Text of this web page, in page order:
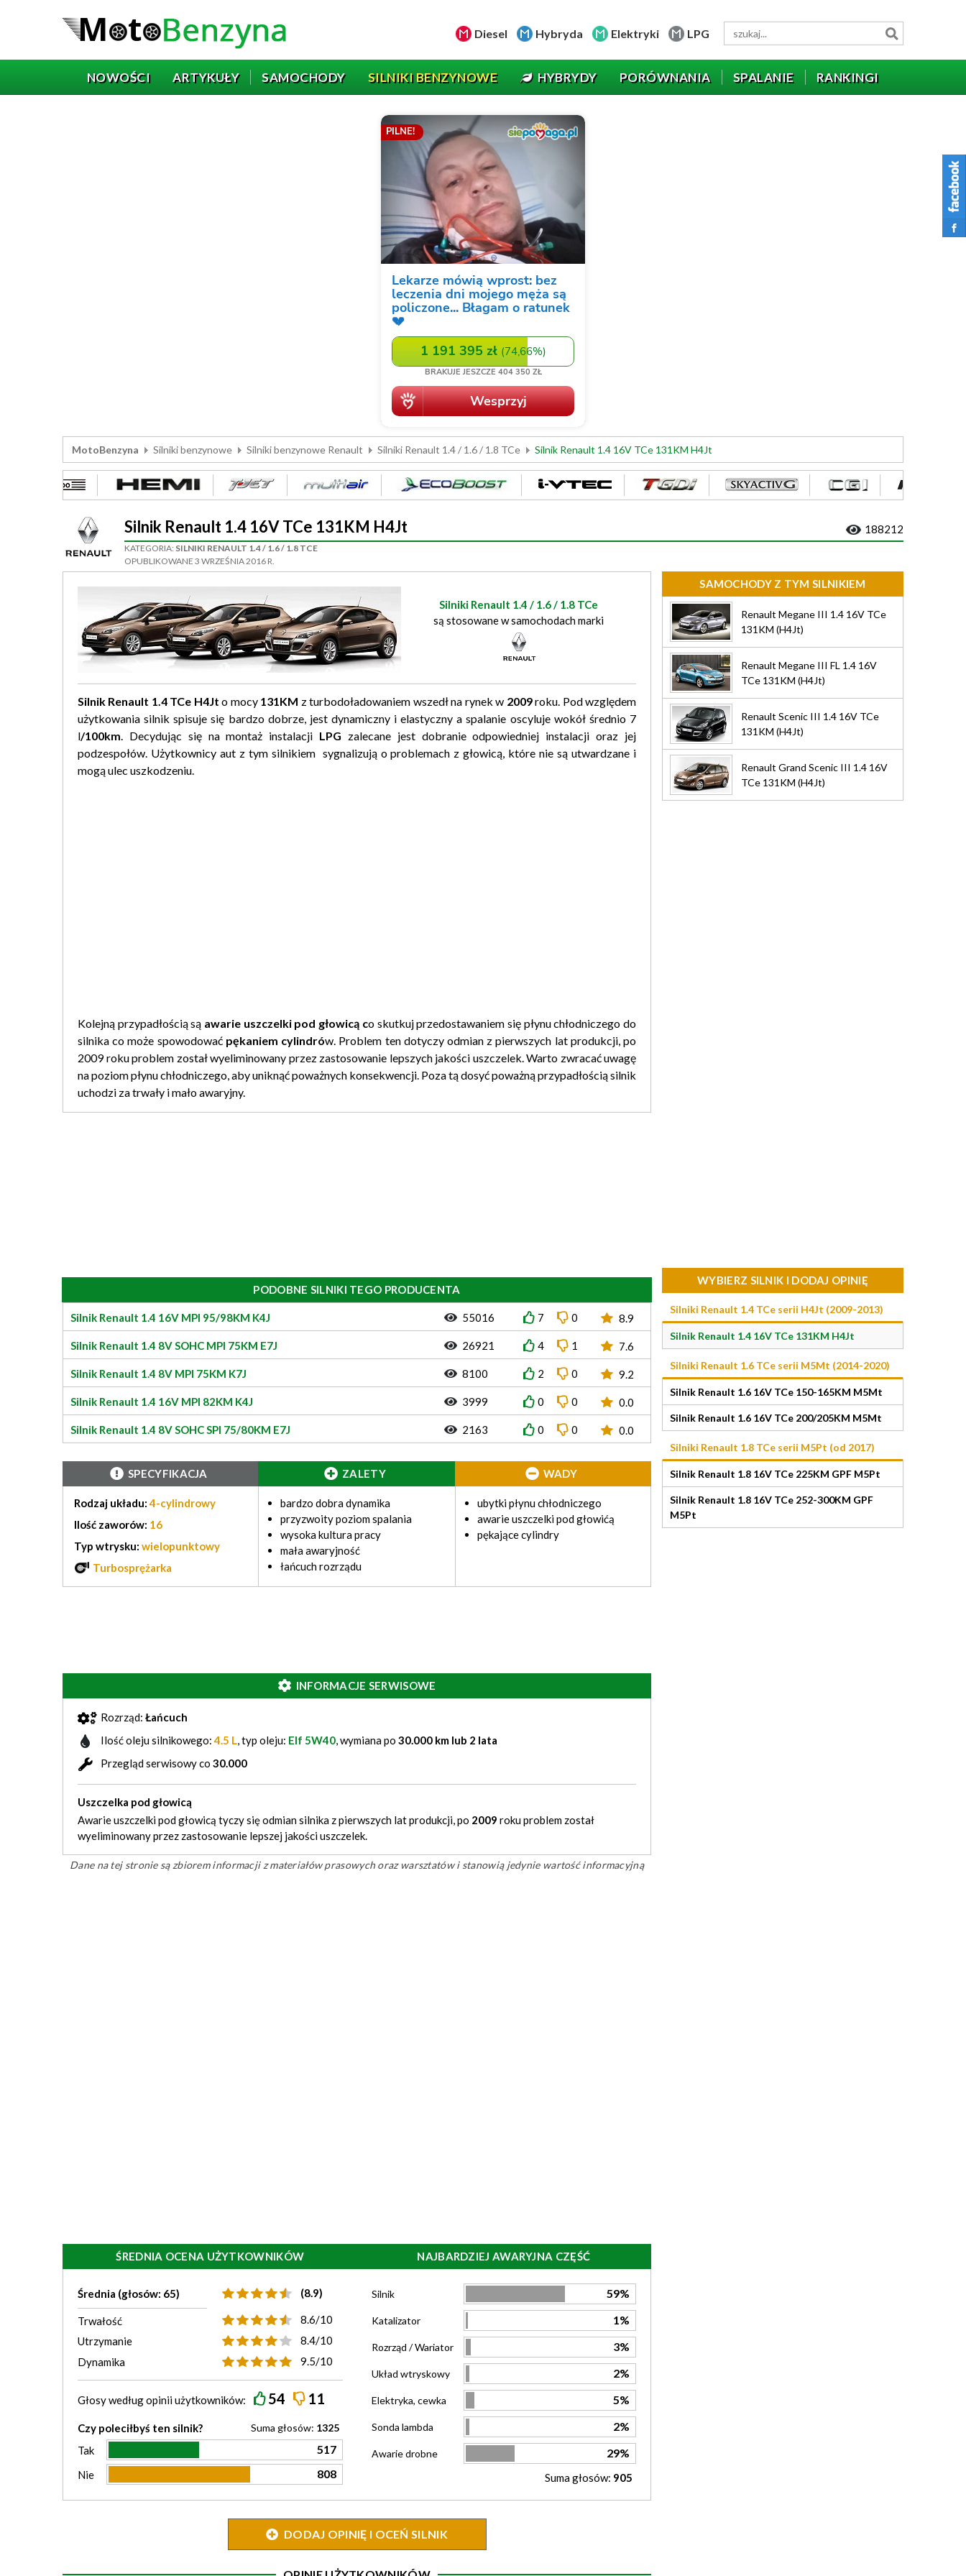
Diesel Hybryda Elektryki LPG
NOWOŚCI ARTYKUŁY SAMOCHODY SILNIKI BENZYNOWE HYBRYDY PORÓWNANIA SPALANIE RANKINGI
MotoBenzyna Silniki benzynowe Silniki benzynowe Renault Silniki Renault 1.4 / 1.6 / 1.8 TCe Silnik Renault 1.4 16V TCe 131KM H4Jt
Silnik Renault 1.4 16V TCe 131KM H4Jt 188212
KATEGORIA: SILNIKI RENAULT 1.4 / 1.6 / 1.8 TCE
OPUBLIKOWANE 3 WRZEŚNIA 2016 R.
Silniki Renault 1.4 / 1.6 / 1.8 TCe
są stosowane w samochodach marki
Silnik Renault 1.4 TCe H4Jt o mocy 131KM z turbodoładowaniem wszedł na rynek w 2009roku. Pod względem
użytkowania silnik spisuje się bardzo dobrze, jest dynamiczny i elastyczny a spalanie oscyluje wokół średnio 7
l/100km. Decydując się na montaż instalacji LPG zalecane jest dobranie odpowiedniej instalacji oraz jej
podzespołów. Użytkownicy aut z tym silnikiem sygnalizują o problemach z głowicą, które nie są utwardzane i
mogą ulec uszkodzeniu.
Kolejną przypadłością są awarie uszczelki pod głowicą co skutkuj przedostawaniem się płynu chłodniczego do
silnika co może spowodować pękaniem cylindrów. Problem ten dotyczy odmian z pierwszych lat produkcji, po
2009 roku problem został wyeliminowany przez zastosowanie lepszych jakości uszczelek. Warto zwracać uwagę
na poziom płynu chłodniczego, aby uniknąć poważnych konsekwencji. Poza tą dosyć poważną przypadłością silnik
uchodzi za trwały i mało awaryjny.
PODOBNE SILNIKI TEGO PRODUCENTA
Silnik Renault 1.4 16V MPI 95/98KM K4J 55016 7 0 8.9
Silnik Renault 1.4 8V SOHC MPI 75KM E7J 26921 4 1 7.6
Silnik Renault 1.4 8V MPI 75KM K7J 8100 2 0 9.2
Silnik Renault 1.4 16V MPI 82KM K4J 3999 0 0 0.0
Silnik Renault 1.4 8V SOHC SPI 75/80KM E7J 2163 0 0 0.0
SPECYFIKACJA
Rodzaj układu:4-cylindrowy
Ilość zaworów: 16
Typ wtrysku: wielopunktowy
Turbosprężarka
ZALETY
bardzo dobra dynamika
przyzwoity poziom spalania
wysoka kultura pracy
mała awaryjność
łańcuch rozrządu
WADY
ubytki płynu chłodniczego
awarie uszczelki pod głowićą
pękające cylindry
INFORMACJE SERWISOWE
Rozrząd: Łańcuch
Ilość oleju silnikowego:4.5 L, typ oleju: Elf 5W40, wymiana po 30.000 km lub 2 lata
Przegląd serwisowy co 30.000
Uszczelka pod głowicą
Awarie uszczelki pod głowicą tyczy się odmian silnika z pierwszych lat produkcji, po 2009 roku problem został
wyeliminowany przez zastosowanie lepszej jakości uszczelek.
Dane na tej stronie są zbiorem informacji z materiałów prasowych oraz warsztatów i stanowią jedynie wartość informacyjną
ŚREDNIA OCENA UŻYTKOWNIKÓW
Średnia (głosów: 65) (8.9)
Trwałość
8.6/10
Utrzymanie
8.4/10
Dynamika
9.5/10
Głosy wedługopiniiużytkowników: 54 11
Czy poleciłbyś ten silnik? Suma głosów: 1325
Tak 517
Nie 808
NAJBARDZIEJ AWARYJNA CZĘŚĆ
Silnik 59%
Katalizator 1%
Rozrząd / Wariator 3%
Układ wtryskowy 2%
Elektryka, cewka 5%
Sonda lambda 2%
Awarie drobne 29%
Suma głosów: 905
DODAJ OPINIĘ I OCEŃ SILNIK
SAMOCHODY Z TYM SILNIKIEM
Renault Megane III 1.4 16V TCe
131KM (H4Jt)
Renault Megane III FL 1.4 16V
TCe 131KM (H4Jt)
Renault Scenic III 1.4 16V TCe
131KM (H4Jt)
Renault Grand Scenic III 1.4 16V
TCe 131KM (H4Jt)
WYBIERZ SILNIK I DODAJ OPINIĘ
Silniki Renault 1.4 TCe serii H4Jt (2009-2013)
Silnik Renault 1.4 16V TCe 131KM H4Jt
Silniki Renault 1.6 TCe serii M5Mt (2014-2020)
Silnik Renault 1.6 16V TCe 150-165KM M5Mt
Silnik Renault 1.6 16V TCe 200/205KM M5Mt
Silniki Renault 1.8 TCe serii M5Pt (od 2017)
Silnik Renault 1.8 16V TCe 225KM GPF M5Pt
Silnik Renault 1.8 16V TCe 252-300KM GPF
M5Pt